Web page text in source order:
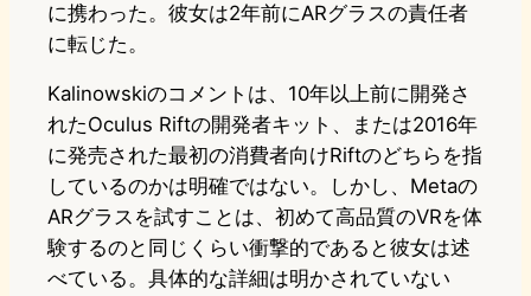
に携わった。彼女は2年前にARグラスの責任者
に転じた。
Kalinowskiのコメントは、10年以上前に開発さ
れたOculus Riftの開発者キット、または2016年
に発売された最初の消費者向けRiftのどちらを指
しているのかは明確ではない。しかし、Metaの
ARグラスを試すことは、初めて高品質のVRを体
験するのと同じくらい衝撃的であると彼女は述
べている。具体的な詳細は明かされていない